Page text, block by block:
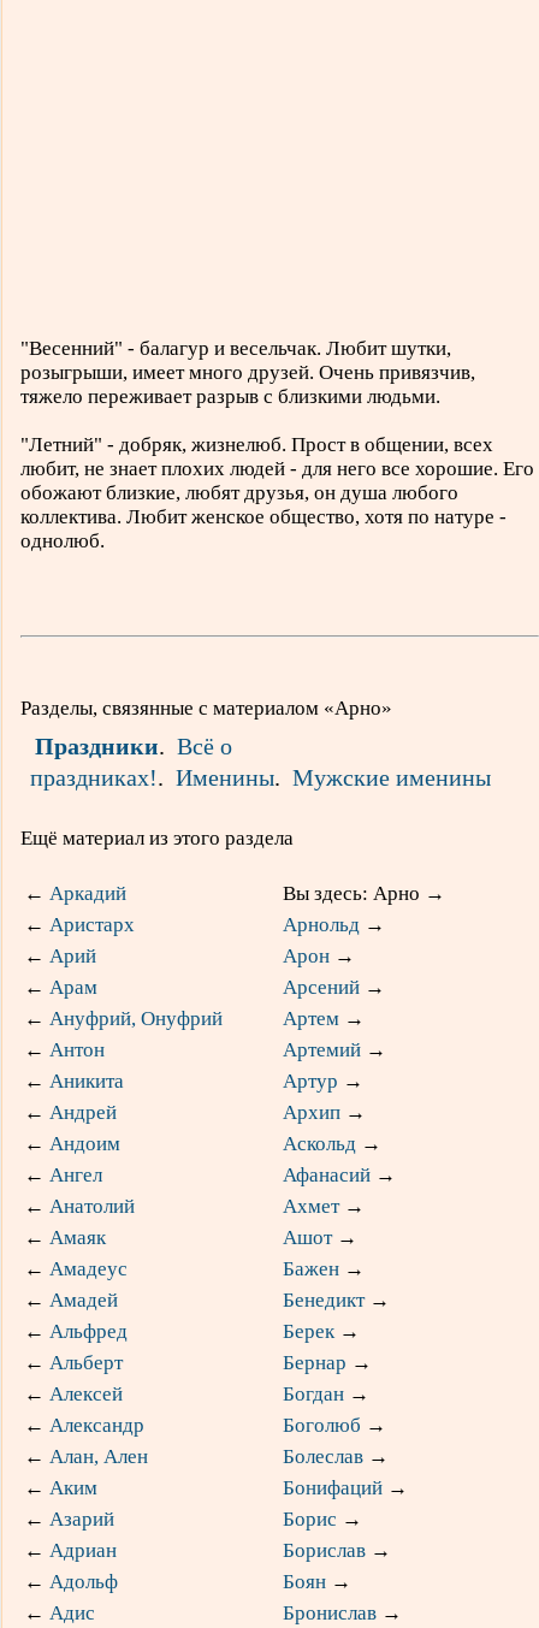
"Весенний" - балагур и весельчак. Любит шутки,
розыгрыши, имеет много друзей. Очень привязчив,
тяжело переживает разрыв с близкими людьми.
"Летний" - добряк, жизнелюб. Прост в общении, всех
любит, не знает плохих людей - для него все хорошие. Его
обожают близкие, любят друзья, он душа любого
коллектива. Любит женское общество, хотя по натуре -
однолюб.
Разделы, связянные с материалом «Арно»
Праздники. Всё о
праздниках!. Именины. Мужские именины
Ещё материал из этого раздела
← Аркадий
← Аристарх
← Арий
← Арам
← Ануфрий, Онуфрий
← Антон
← Аникита
← Андрей
← Андоим
← Ангел
← Анатолий
← Амаяк
← Амадеус
← Амадей
← Альфред
← Альберт
← Алексей
← Александр
← Алан, Ален
← Аким
← Азарий
← Адриан
← Адольф
← Адис
Вы здесь: Арно →
Арнольд →
Арон →
Арсений →
Артем →
Артемий →
Артур →
Архип →
Аскольд →
Афанасий →
Ахмет→
Ашот→
Бажен →
Бенедикт→
Берек→
Бернар →
Богдан →
Боголюб →
Болеслав →
Бонифаций →
Борис →
Борислав →
Боян →
Бронислав →